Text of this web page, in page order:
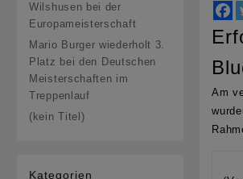
Wilshusen bei der
Europameisterschaft
Mario Burger wiederholt 3.
Platz bei den Deutschen
Meisterschaften im
Treppenlauf
(kein Titel)
Kategorien
Am